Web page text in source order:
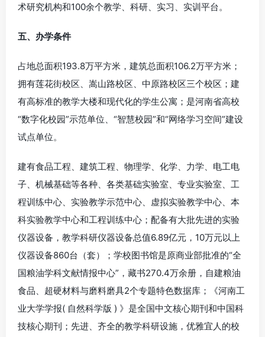
术研究机构和100余个教学、科研、实习、实训平台。
五、办学条件
占地总面积193.8万平方米，建筑总面积106.2万平方米；
拥有莲花街校区、嵩山路校区、中原路校区三个校区；建
有高标准的教学大楼和现代化的学生公寓；是河南省高校
“数字化校园”示范单位、“智慧校园”和“网络学习空间”建设
试点单位。
建有食品工程、建筑工程、物理学、化学、力学、电工电
子、机械基础等各种、各类基础实验室、专业实验室、工
程训练中心、实验教学示范中心、虚拟实验教学中心、本
科实验教学中心和工程训练中心；配备有大批先进的实验
仪器设备，教学科研仪器设备总值6.89亿元，10万元以上
仪器设备860台（套）；学校图书馆是原商业部批准的“全
国粮油学科文献情报中心”，藏书270.4万余册，自建粮油
食品、超硬材料与磨料磨具2个专题特色数据库；《河南工
业大学学报( 自然科学版 ) 》是全国中文核心期刊和中国科
技核心期刊；先进、齐全的教学科研设施，优雅宜人的校